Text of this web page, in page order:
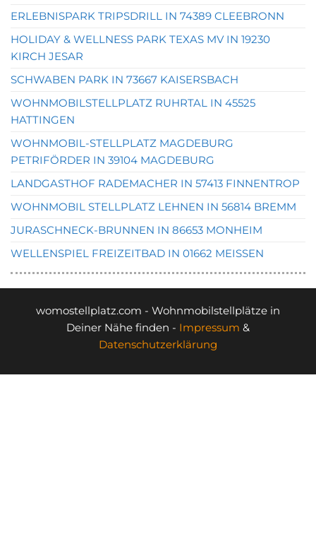
ERLEBNISPARK TRIPSDRILL IN 74389 CLEEBRONN
HOLIDAY & WELLNESS PARK TEXAS MV IN 19230
KIRCH JESAR
SCHWABEN PARK IN 73667 KAISERSBACH
WOHNMOBILSTELLPLATZ RUHRTAL IN 45525
HATTINGEN
WOHNMOBIL-STELLPLATZ MAGDEBURG
PETRIFÖRDER IN 39104 MAGDEBURG
LANDGASTHOF RADEMACHER IN 57413 FINNENTROP
WOHNMOBIL STELLPLATZ LEHNEN IN 56814 BREMM
JURASCHNECK-BRUNNEN IN 86653 MONHEIM
WELLENSPIEL FREIZEITBAD IN 01662 MEISSEN
womostellplatz.com - Wohnmobilstellplätze in
Deiner Nähe finden - Impressum &
Datenschutzerklärung